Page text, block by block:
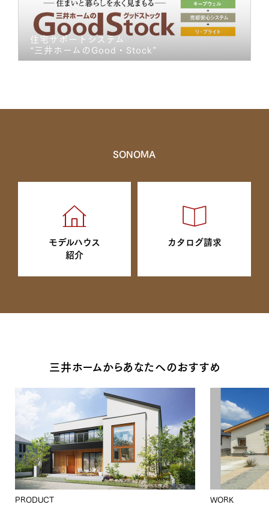
住宅サポートシステム
“三井ホームのGood・Stock”
SONOMA
モデルハウス
紹介
カタログ請求
三井ホームからあなたへのおすすめ
PRODUCT
WORK